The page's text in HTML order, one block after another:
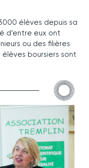
élèves depuis sa
d’entre eux ont
ou des filières
élèves boursiers sont